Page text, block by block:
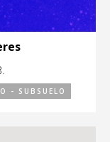
- SUBSUELO